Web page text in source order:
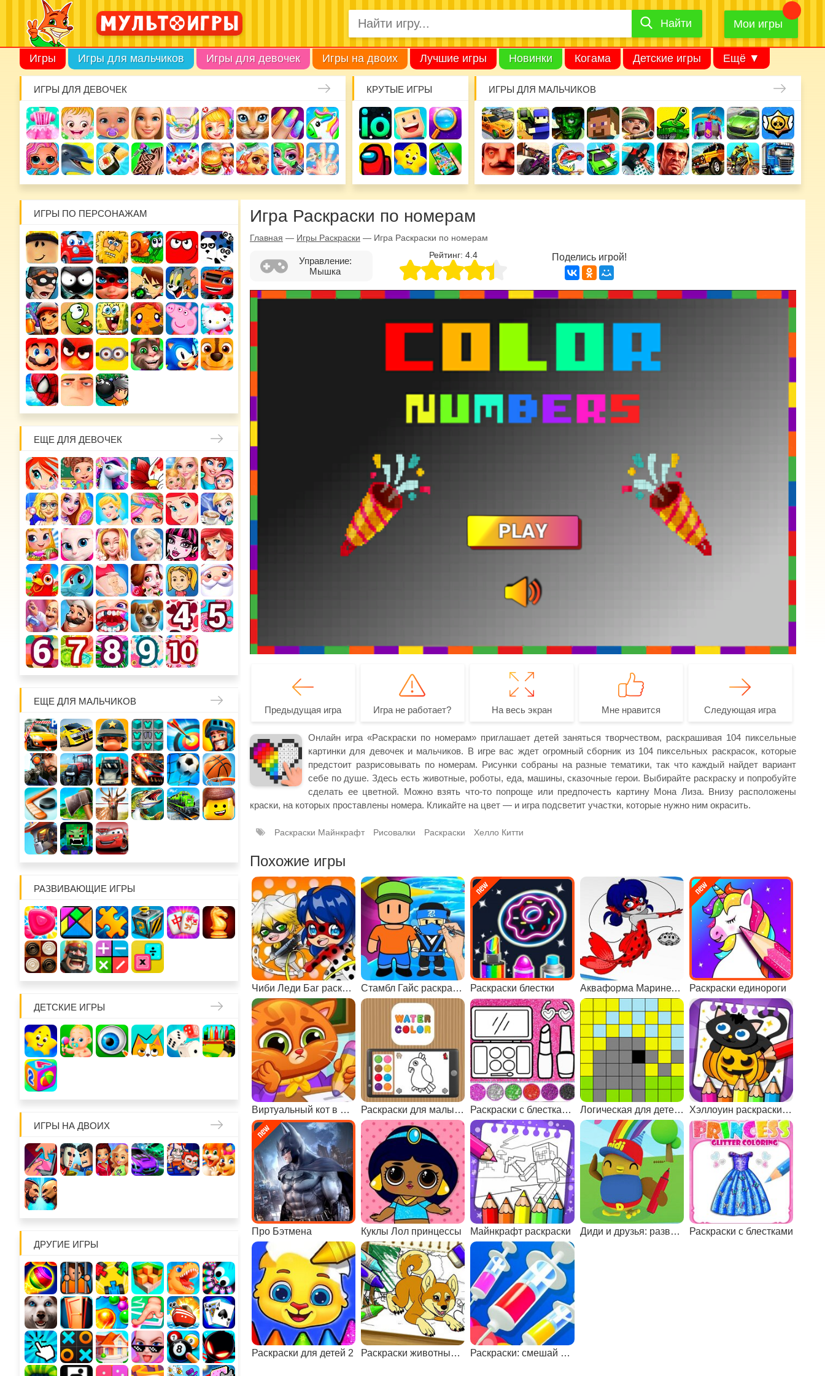
Найти
Найти Мои игры
Игры Игры для мальчиков Игры для девочек Игры на двоих Лучшие игры Новинки Когама Детские игры Ещё ▼
ИГРЫ ДЛЯ ДЕВОЧЕК КРУТЫЕ ИГРЫ ИГРЫ ДЛЯ МАЛЬЧИКОВ
ИГРЫ ПО ПЕРСОНАЖАМ
ЕЩЕ ДЛЯ ДЕВОЧЕК
ЕЩЕ ДЛЯ МАЛЬЧИКОВ
РАЗВИВАЮЩИЕ ИГРЫ
ДЕТСКИЕ ИГРЫ
ИГРЫ НА ДВОИХ
ДРУГИЕ ИГРЫ
Игра Раскраски по номерам
Главная — Игры Раскраски — Игра Раскраски по номерам
Управление:
Мышка
Рейтинг: 4.4 Поделись игрой!
Предыдущая игра Игра не работает? На весь экран Мне нравится Следующая игра
Онлайн игра «Раскраски по номерам» приглашает детей заняться творчеством, раскрашивая 104 пиксельные
картинки для девочек и мальчиков. В игре вас ждет огромный сборник из 104 пиксельных раскрасок, которые
предстоит разрисовывать по номерам. Рисунки собраны на разные тематики, так что каждый найдет вариант
себе по душе. Здесь есть животные, роботы, еда, машины, сказочные герои. Выбирайте раскраску и попробуйте
сделать ее цветной. Можно взять что-то попроще или предпочесть картину Мона Лиза. Внизу расположены
краски, на которых проставлены номера. Кликайте на цвет — и игра подсветит участки, которые нужно ним окрасить.
Раскраски Майнкрафт Рисовалки Раскраски Хелло Китти
Похожие игры
Чиби Леди Баг раскраска Стамбл Гайс раскраски Раскраски блестки Акваформа Маринетт и друзья Раскраски единороги
Виртуальный кот в школе Раскраски для малышей Раскраски с блестками и нейл-арт Логическая для детей 5 лет Хэллоуин раскраски и рисовалки
Про Бэтмена Куклы Лол принцессы Майнкрафт раскраски Диди и друзья: развивающие раскраски Раскраски с блестками
Раскраски для детей 2 Раскраски животных с креатором 2 Раскраски: смешай цвета